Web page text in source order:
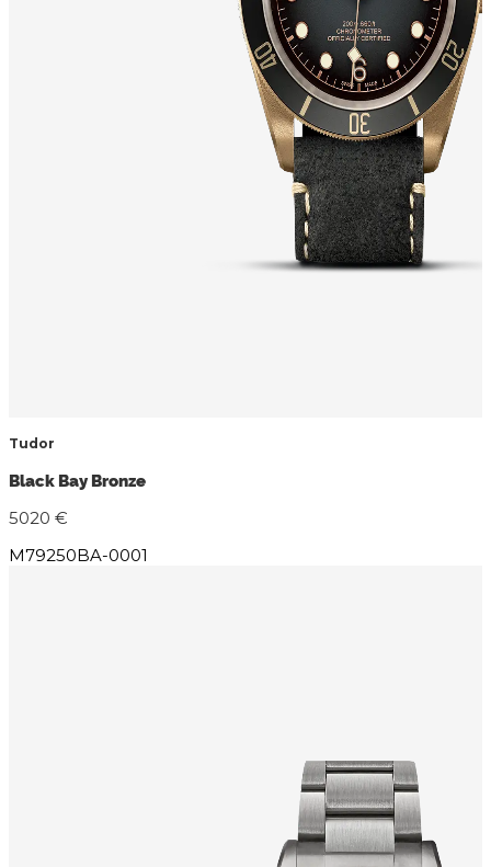
Tudor
Black Bay Bronze
5020 €
M79250BA-0001